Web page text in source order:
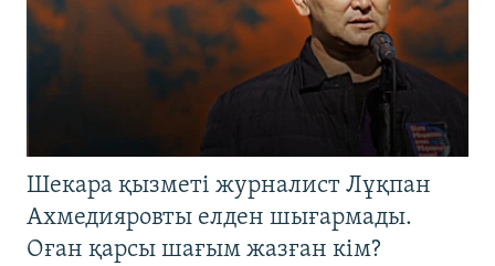
Шекара қызметі журналист Лұқпан
Ахмедияровты елден шығармады.
Оған қарсы шағым жазған кім?